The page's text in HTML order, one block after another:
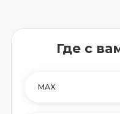
Где с
MAX